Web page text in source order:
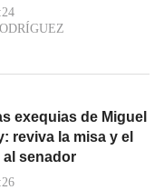
exequias de Miguel
reviva la misa y el
senador